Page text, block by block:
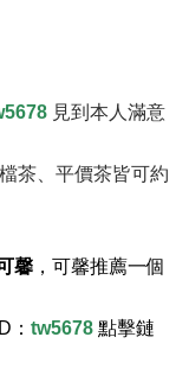
見到本人滿意
茶、平價茶皆可約
馨 ， 可馨推薦一個
： tw5678 點擊鏈